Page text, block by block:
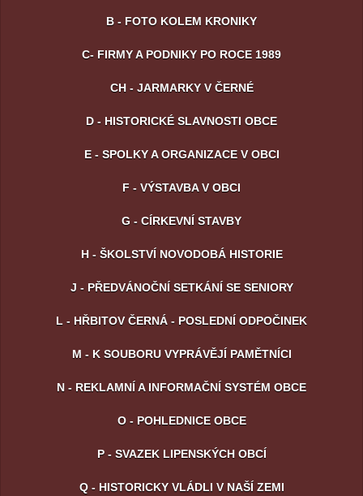
B - FOTO KOLEM KRONIKY
C- FIRMY A PODNIKY PO ROCE 1989
CH - JARMARKY V ČERNÉ
D - HISTORICKÉ SLAVNOSTI OBCE
E - SPOLKY A ORGANIZACE V OBCI
F - VÝSTAVBA V OBCI
G - CÍRKEVNÍ STAVBY
H - ŠKOLSTVÍ NOVODOBÁ HISTORIE
J - PŘEDVÁNOČNÍ SETKÁNÍ SE SENIORY
L - HŘBITOV ČERNÁ - POSLEDNÍ ODPOČINEK
M - K SOUBORU VYPRÁVĚJÍ PAMĚTNÍCI
N - REKLAMNÍ A INFORMAČNÍ SYSTÉM OBCE
O - POHLEDNICE OBCE
P - SVAZEK LIPENSKÝCH OBCÍ
Q - HISTORICKY VLÁDLI V NAŠÍ ZEMI